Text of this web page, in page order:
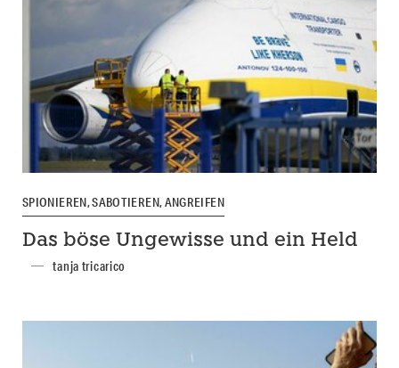
SPIONIEREN, SABOTIEREN, ANGREIFEN
Das böse Ungewisse und ein Held
tanja tricarico